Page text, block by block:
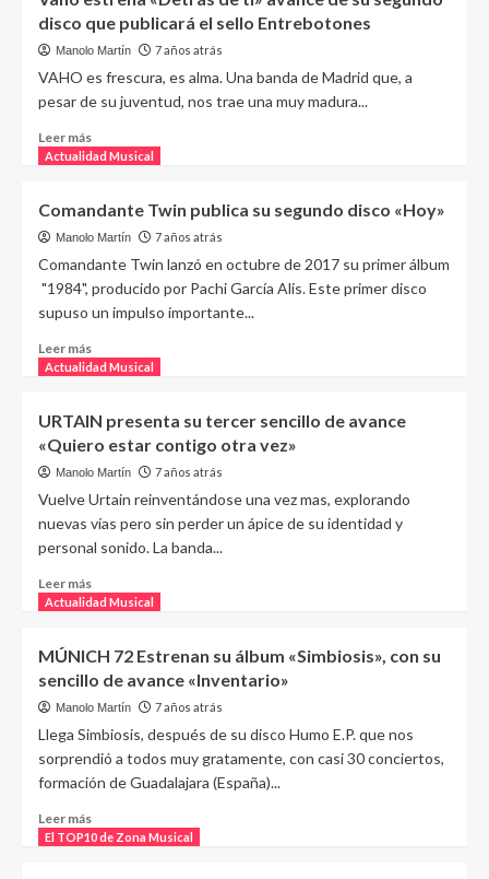
disco que publicará el sello Entrebotones
Manolo Martín 7 años atrás
VAHO es frescura, es alma. Una banda de Madrid que, a
pesar de su juventud, nos trae una muy madura...
Leer más
Actualidad Musical
Comandante Twin publica su segundo disco «Hoy»
Manolo Martín 7 años atrás
Comandante Twin lanzó en octubre de 2017 su primer álbum
"1984", producido por Pachi García Alis. Este primer disco
supuso un impulso importante...
Leer más
Actualidad Musical
URTAIN presenta su tercer sencillo de avance
«Quiero estar contigo otra vez»
Manolo Martín 7 años atrás
Vuelve Urtain reinventándose una vez mas, explorando
nuevas vías pero sin perder un ápice de su identidad y
personal sonido. La banda...
Leer más
Actualidad Musical
MÚNICH 72 Estrenan su álbum «Simbiosis», con su
sencillo de avance «Inventario»
Manolo Martín 7 años atrás
Llega Simbiosis, después de su disco Humo E.P. que nos
sorprendió a todos muy gratamente, con casi 30 conciertos,
formación de Guadalajara (España)...
Leer más
El TOP10 de Zona Musical